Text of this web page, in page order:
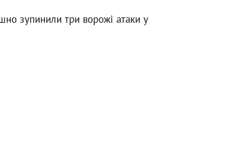
зупинили три ворожі атаки у